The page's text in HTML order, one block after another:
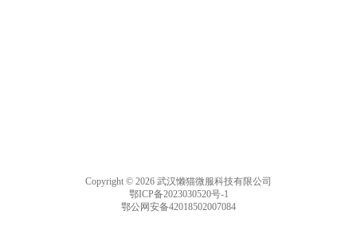
Copyright © 2026 武汉懒猫微服科技有限公司
鄂ICP备2023030520号-1
鄂公网安备42018502007084